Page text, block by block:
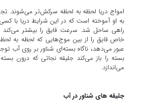
امواج دریا لحظه به لحظه سرکش‌تر می‌شوند.
به او آموخته است که در این شرایط دریا با
راهی ساحل شد. سرعت قایق را بیشتر می‌کند
خاص قایق را از بین موج‌هایی که لحظه به
عبور می‌دهد، ناگاه بسته‌ای شناور بر روی آب
بسته را باز می‌کند جلیقه نجاتی که درون
می‌اندازد.
جلیقه های شناور در آب